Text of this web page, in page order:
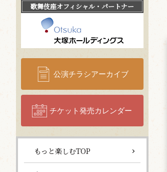
歌舞伎座オフィシャル・パートナー
公演チラシアーカイブ
チケット発売カレンダー
もっと楽しむTOP